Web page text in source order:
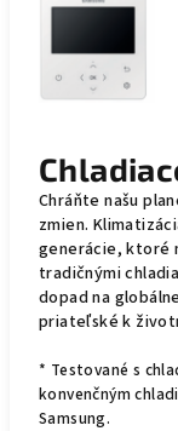
Chráňte našu
zmien.
generácie, ktoré
tradičnými
dopad na
priateľské k
* Testované s
konvenčným
Samsung.